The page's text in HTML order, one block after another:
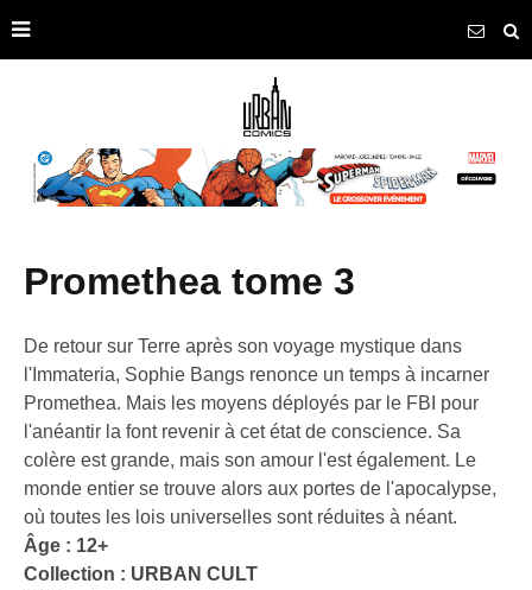
promethea tome 3
De retour sur Terre après son voyage mystique dans
l'Immateria, Sophie Bangs renonce un temps à incarner
Promethea. Mais les moyens déployés par le FBI pour
l'anéantir la font revenir à cet état de conscience. Sa
colère est grande, mais son amour l'est également. Le
monde entier se trouve alors aux portes de l'apocalypse,
où toutes les lois universelles sont réduites à néant.
Âge : 12+
Collection : URBAN CULT